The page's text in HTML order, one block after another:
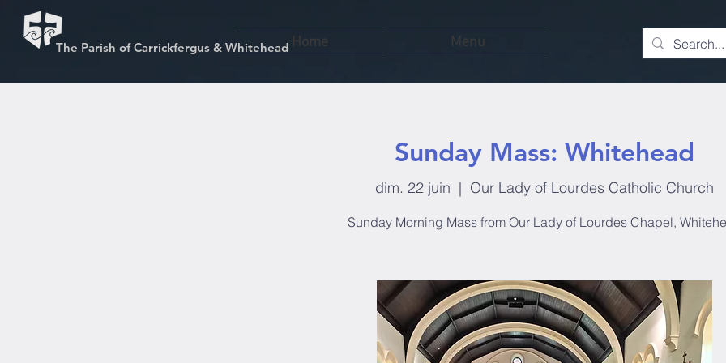
The Parish of Carrickfergus & Whitehead Home Menu
Sunday Mass: Whitehead
dim. 22 juin
  |
Our Lady of Lourdes Catholic Church
Sunday Morning Mass from Our Lady of Lourdes Chapel,